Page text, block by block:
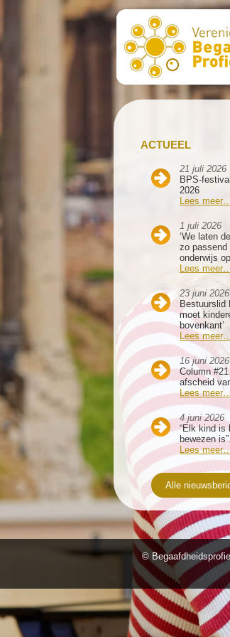
ACTUEEL
21 juli 2026
BPS-
2026
Lees
1 juli 2026
‘We laten
zo passend
onderwijs
Lees
23 juni 2026
Bestuurslid
moet
bovenkant’
Lees
16 juni 2026
Column
afscheid
Lees
4 juni 2026
“Elk kind is
bewezen
Lees
Alle
©